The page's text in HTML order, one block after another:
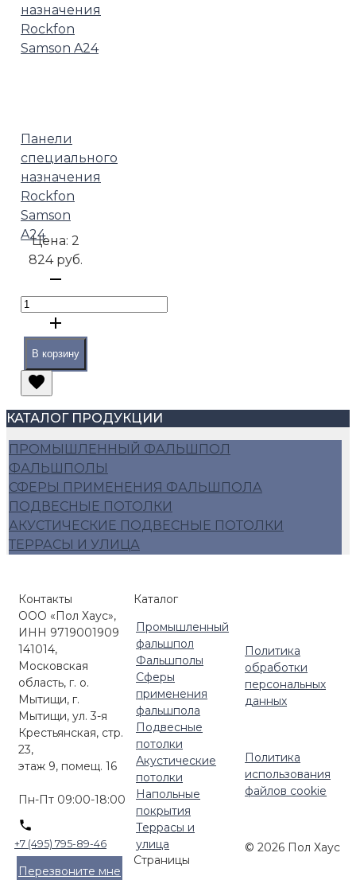
Панели
специального
назначения
Rockfon
Samson
A24Цена:2
824 руб.
В корзину
КАТАЛОГ ПРОДУКЦИИ
ПРОМЫШЛЕННЫЙ ФАЛЬШПОЛ
ФАЛЬШПОЛЫ
СФЕРЫ ПРИМЕНЕНИЯ ФАЛЬШПОЛА
ПОДВЕСНЫЕ ПОТОЛКИ
АКУСТИЧЕСКИЕ ПОДВЕСНЫЕ ПОТОЛКИ
ТЕРРАСЫ И УЛИЦА
Контакты
ООО «Пол Хаус»,
ИНН 9719001909
141014,
Московская
область, г. о.
Мытищи, г.
Мытищи, ул. 3-я
Крестьянская, стр.
23,
этаж 9, помещ. 16
Пн-Пт 09:00-18:00
+7 (495) 795-89-46
Перезвоните мне
Каталог
Промышленный
фальшпол
Фальшполы
Сферы
применения
фальшпола
Подвесные
потолки
Акустические
потолки
Напольные
покрытия
Террасы и
улица
Страницы
Политика
обработки
персональных
данных
Политика
использования
файлов cookie
© 2026 Пол Хаус